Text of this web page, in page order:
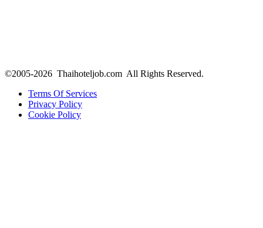
©2005-2026 Thaihoteljob.com All Rights Reserved.
Terms Of Services
Privacy Policy
Cookie Policy